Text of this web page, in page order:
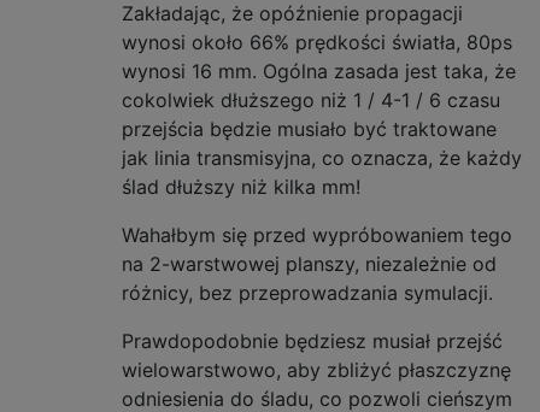
Zakładając, że opóźnienie propagacji
wynosi około 66% prędkości światła, 80ps
wynosi 16 mm. Ogólna zasada jest taka, że ​​
cokolwiek dłuższego niż 1 / 4-1 / 6 czasu
przejścia będzie musiało być traktowane
jak linia transmisyjna, co oznacza, że ​​każdy
ślad dłuższy niż kilka mm!
Wahałbym się przed wypróbowaniem tego
na 2-warstwowej planszy, niezależnie od
różnicy, bez przeprowadzania symulacji.
Prawdopodobnie będziesz musiał przejść
wielowarstwowo, aby zbliżyć płaszczyznę
odniesienia do śladu, co pozwoli cieńszym